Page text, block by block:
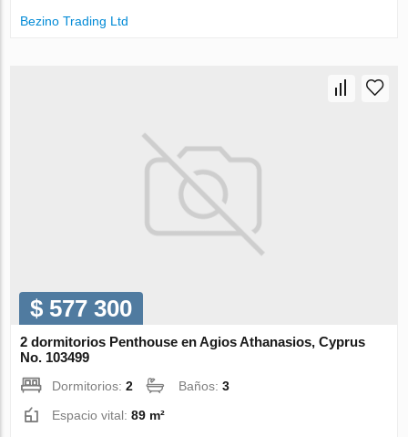
Bezino Trading Ltd
$ 577 300
2 dormitorios Penthouse en Agios Athanasios, Cyprus
No. 103499
Dormitorios:2 Baños:3
Espacio vital:89 m²